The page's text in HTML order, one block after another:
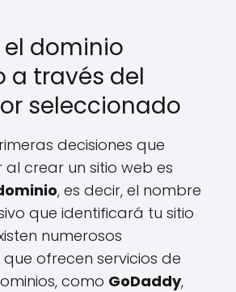
el dominio
a través del
seleccionado
decisiones que
crear un sitio web es
, es decir, el nombre
que identificará tu sitio
numerosos
ofrecen servicios de
como GoDaddy,